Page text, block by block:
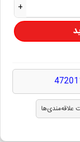
+
علاقه‌مندی‌ها